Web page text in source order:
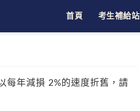
首頁 考生補給站
每年減損 2%的速度折舊，請